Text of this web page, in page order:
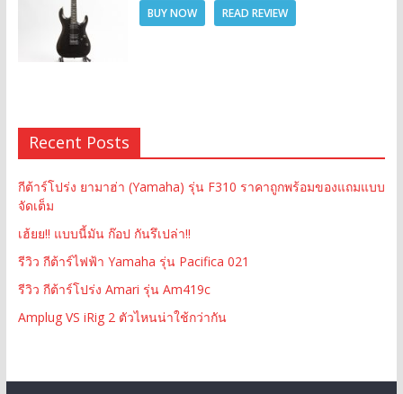
BUY NOW READ REVIEW
Recent Posts
กีต้าร์โปร่ง ยามาฮ่า (Yamaha) รุ่น F310 ราคาถูกพร้อมของแถมแบบ
จัดเต็ม
เฮ้ยย!! แบบนี้มัน ก๊อป กันรึเปล่า!!
รีวิว กีต้าร์ไฟฟ้า Yamaha รุ่น Pacifica 021
รีวิว กีต้าร์โปร่ง Amari รุ่น Am419c
Amplug VS iRig 2 ตัวไหนน่าใช้กว่ากัน